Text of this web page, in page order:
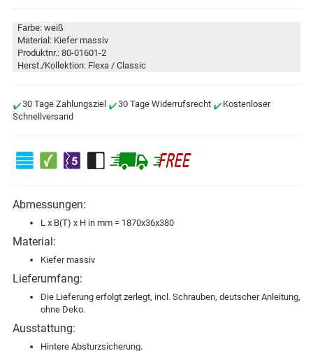
Farbe: weiß
Material: Kiefer massiv
Produktnr.: 80-01601-2
Herst./Kollektion: Flexa / Classic
30 Tage Zahlungsziel 30 Tage Widerrufsrecht
Kostenloser
Schnellversand
Abmessungen:
L x B(T) x H in mm = 1870x36x380
Material:
Kiefer massiv
Lieferumfang:
Die Lieferung erfolgt zerlegt, incl. Schrauben, deutscher Anleitung,
ohne Deko.
Ausstattung:
Hintere Absturzsicherung.